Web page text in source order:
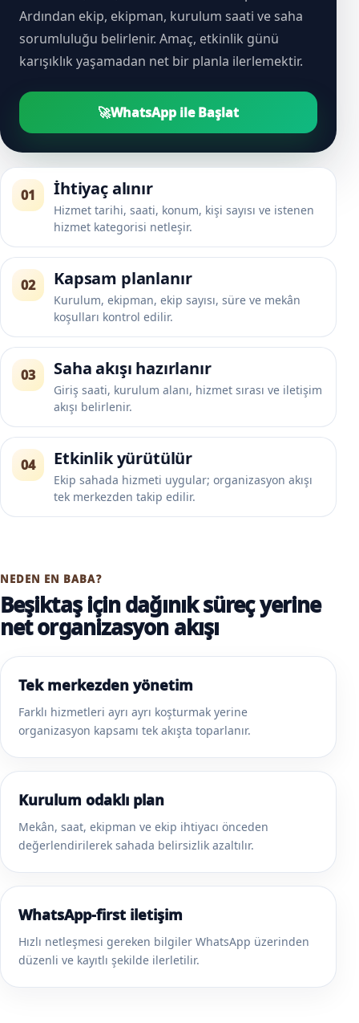
Ardından ekip, ekipman, kurulum saati ve saha
sorumluluğu belirlenir. Amaç, etkinlik günü
karışıklık yaşamadan net bir planla ilerlemektir.
🚀WhatsApp ile Başlat
01 İhtiyaç alınır
Hizmet tarihi, saati, konum, kişi sayısı ve istenen
hizmet kategorisi netleşir.
02 Kapsam planlanır
Kurulum, ekipman, ekip sayısı, süre ve mekân
koşulları kontrol edilir.
03 Saha akışı hazırlanır
Giriş saati, kurulum alanı, hizmet sırası ve iletişim
akışı belirlenir.
04 Etkinlik yürütülür
Ekip sahada hizmeti uygular; organizasyon akışı
tek merkezden takip edilir.
NEDEN EN BABA?
Beşiktaş için dağınık süreç yerine
net organizasyon akışı
Tek merkezden yönetim
Farklı hizmetleri ayrı ayrı koşturmak yerine
organizasyon kapsamı tek akışta toparlanır.
Kurulum odaklı plan
Mekân, saat, ekipman ve ekip ihtiyacı önceden
değerlendirilerek sahada belirsizlik azaltılır.
WhatsApp-first iletişim
Hızlı netleşmesi gereken bilgiler WhatsApp üzerinden
düzenli ve kayıtlı şekilde ilerletilir.